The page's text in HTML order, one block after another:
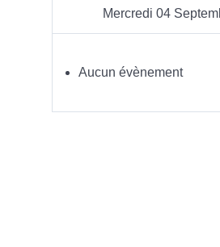
Mercredi 04
Aucun évènement